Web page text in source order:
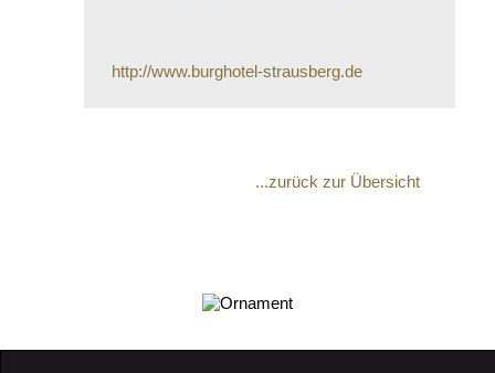
http://www.burghotel-strausberg.de
...zurück zur Übersicht